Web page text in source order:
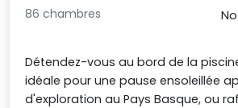
86 chambres
Détendez-vous au bord de la
idéale pour une pause ensoleillée
d'exploration au Pays Basque, ou